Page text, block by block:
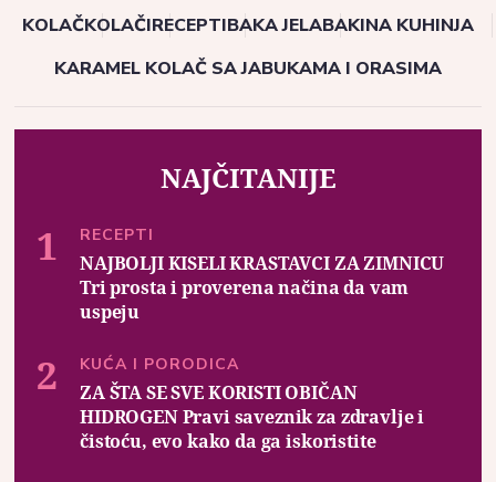
KOLAČKOLAČIRECEPTIBAKA JELABAKINA KUHINJA
KARAMEL KOLAČ SA JABUKAMA I ORASIMA
NAJČITANIJE
RECEPTI
NAJBOLJI KISELI KRASTAVCI ZA ZIMNICU
Tri prosta i proverena načina da vam
uspeju
KUĆA I PORODICA
ZA ŠTA SE SVE KORISTI OBIČAN
HIDROGEN Pravi saveznik za zdravlje i
čistoću, evo kako da ga iskoristite